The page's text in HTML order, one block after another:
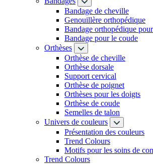
Bandage de cheville
Genouillère orthopédique
Bandage orthopédique
Bandage pour le coude
Orthèses
Orthèse de cheville
Orthèse dorsale
Support cervical
Orthèse de poignet
Orthèses pour les doigts
Orthèse de coude
Semelles de talon
Univers de couleurs
Présentation des couleurs
Trend Colours
Motifs pour les soins de
Trend Colours